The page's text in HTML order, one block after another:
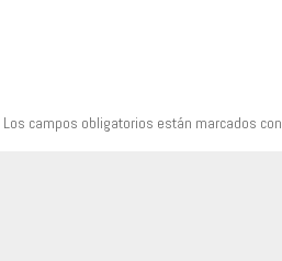
Los campos obligatorios están marcados con